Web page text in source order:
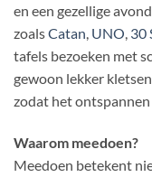
en een gezellige
zoalsCatan UNO 30
tafels bezoeken met
gewoon lekker
zodat het
Waarom meedoen?
Meedoen betekent